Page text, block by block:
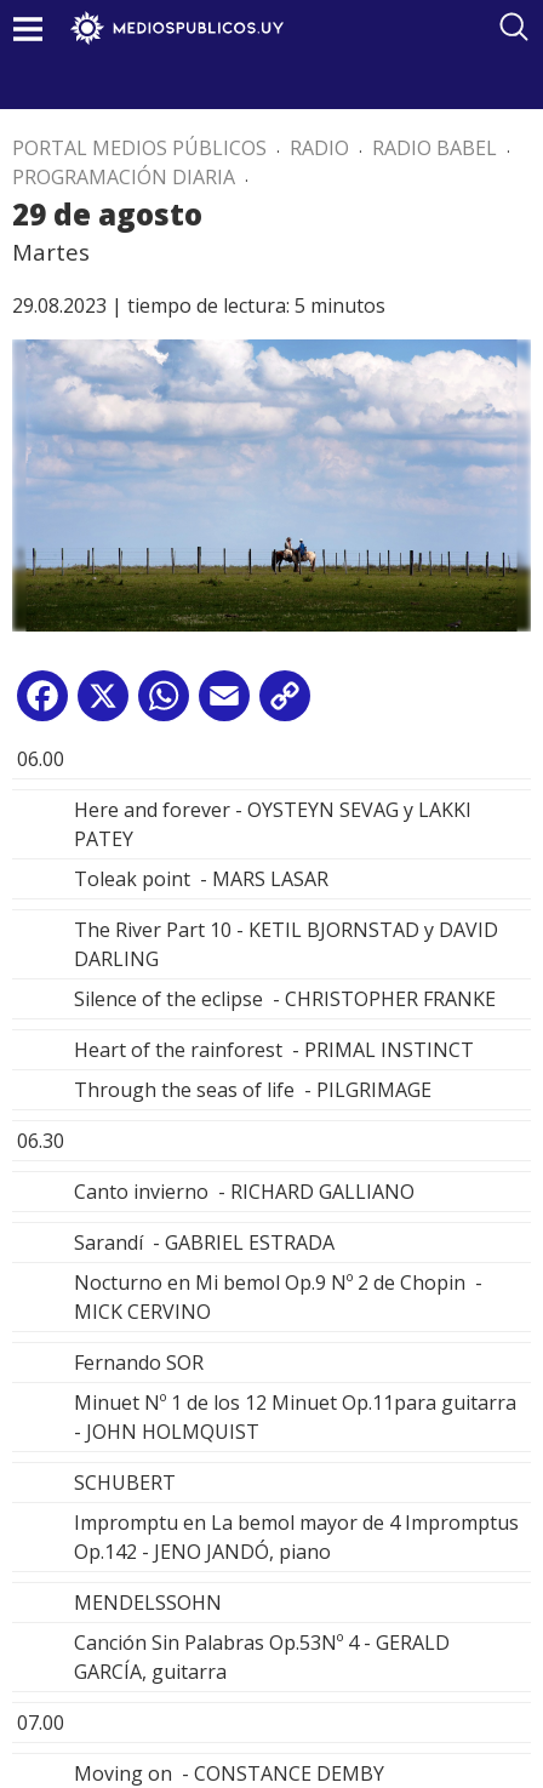
PORTAL MEDIOS PÚBLICOS . RADIO . RADIO BABEL .
PROGRAMACIÓN DIARIA .
29 de agosto
Martes
29.08.2023 | tiempo de lectura: 5 minutos
Facebook
X WhatsApp
Email
06.00
Here and forever - OYSTEYN SEVAG y LAKKI
PATEY
Toleak point - MARS LASAR
The River Part 10 - KETIL BJORNSTAD y DAVID
DARLING
Silence of the eclipse - CHRISTOPHER FRANKE
Heart of the rainforest - PRIMAL INSTINCT
Through the seas of life - PILGRIMAGE
06.30
Canto invierno - RICHARD GALLIANO
Sarandí - GABRIEL ESTRADA
Nocturno en Mi bemol Op.9 Nº 2 de Chopin -
MICK CERVINO
Fernando SOR
Minuet Nº 1 de los 12 Minuet Op.11para guitarra
- JOHN HOLMQUIST
SCHUBERT
Impromptu en La bemol mayor de 4 Impromptus
Op.142 - JENO JANDÓ, piano
MENDELSSOHN
Canción Sin Palabras Op.53Nº 4 - GERALD
GARCÍA, guitarra
07.00
Moving on - CONSTANCE DEMBY